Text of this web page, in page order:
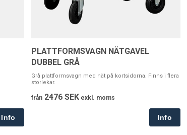
PLATTFORMSVAGN NÄTGAVEL
DUBBEL GRÅ
Grå plattformsvagn med nät på kortsidorna. Finns i flera
storlekar.
från2476 SEKexkl. moms